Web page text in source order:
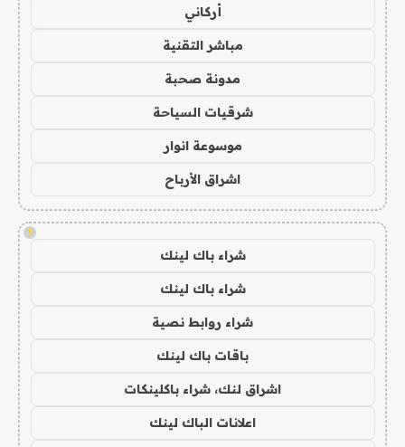
أركاني
مباشر التقنية
مدونة صحبة
شرقيات السياحة
موسوعة انوار
اشراق الأرباح
!
شراء باك لينك
شراء باك لينك
شراء روابط نصية
باقات باك لينك
اشراق لنك، شراء باكلينكات
اعلانات الباك لينك